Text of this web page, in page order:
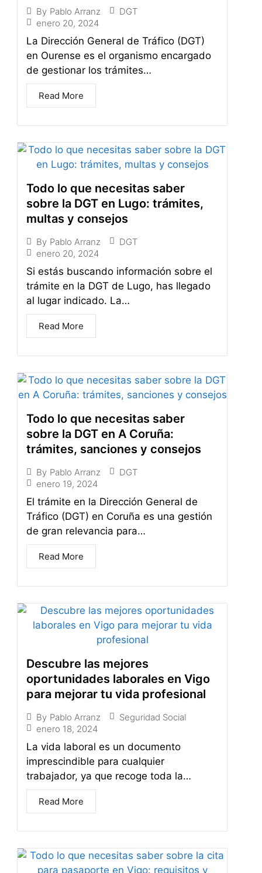
By Pablo Arranz
DGT
enero 20, 2024
La Dirección General de Tráfico (DGT)
en Ourense es el organismo encargado
de gestionar los trámites…
Read More
Todo lo que necesitas saber
sobre la DGT en Lugo: trámites,
multas y consejos
By Pablo Arranz
DGT
enero 20, 2024
Si estás buscando información sobre el
trámite en la DGT de Lugo, has llegado
al lugar indicado. La…
Read More
Todo lo que necesitas saber
sobre la DGT en A Coruña:
trámites, sanciones y consejos
By Pablo Arranz
DGT
enero 19, 2024
El trámite en la Dirección General de
Tráfico (DGT) en Coruña es una gestión
de gran relevancia para…
Read More
Descubre las mejores
oportunidades laborales en Vigo
para mejorar tu vida profesional
By Pablo Arranz
Seguridad Social
enero 18, 2024
La vida laboral es un documento
imprescindible para cualquier
trabajador, ya que recoge toda la…
Read More